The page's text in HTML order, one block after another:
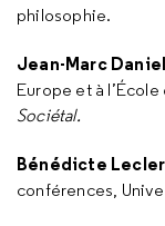
philosophie.
Jean-Marc Daniel
Europe et à
Sociétal.
Bénédicte
conférences,